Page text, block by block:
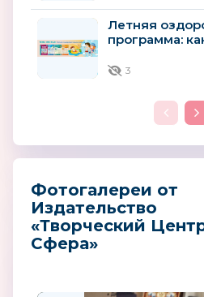
Летняя
программа:
здоровья
3
Фотогалереи от
Издательство
«Творческий
Сфера»